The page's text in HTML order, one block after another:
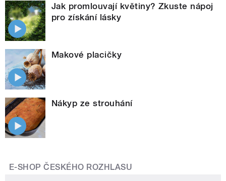
Jak promlouvají květiny? Zkuste nápoj
pro získání lásky
Makové placičky
Nákyp ze strouhání
E-SHOP ČESKÉHO ROZHLASU